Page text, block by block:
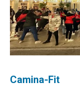
Camina-Fit